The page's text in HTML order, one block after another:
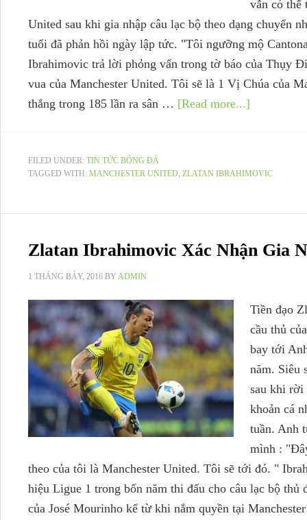
vẫn có thể
United sau khi gia nhập câu lạc bộ theo dạng chuyển
tuổi đã phản hồi ngày lập tức. "Tôi ngưỡng mộ
Ibrahimovic trả lời phỏng vấn trong tờ báo của Thụy
vua của Manchester United. Tôi sẽ là 1 Vị Chúa của
thắng trong 185 lần ra sân … [Read more...]
FILED UNDER: TIN TỨC BÓNG ĐÁ
TAGGED WITH: MANCHESTER UNITED, ZLATAN IBRAHIMOVIC
Zlatan Ibrahimovic Xác Nhận Gia
1 THÁNG BẢY, 2016 BY ADMIN
Tiền đạo
cầu thủ
bay tới
năm. Siêu
sau khi rời
khoản cá
tuần. Anh
mình :
theo của tôi là Manchester United. Tôi sẽ tới đó. "
hiệu Ligue 1 trong bốn năm thi đấu cho câu lạc bộ thủ
của José Mourinho kể từ khi nắm quyền tại